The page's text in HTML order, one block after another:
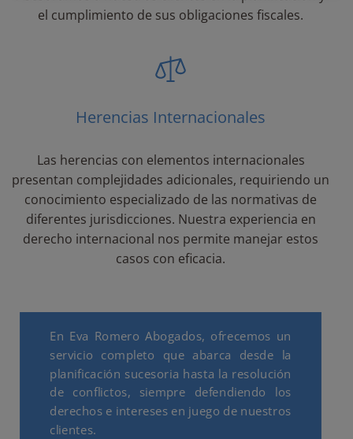
el cumplimiento de sus obligaciones fiscales.
Herencias Internacionales
Las herencias con elementos internacionales
presentan complejidades adicionales, requiriendo un
conocimiento especializado de las normativas de
diferentes jurisdicciones. Nuestra experiencia en
derecho internacional nos permite manejar estos
casos con eficacia.
En Eva Romero Abogados, ofrecemos un
servicio completo que abarca desde la
planificación sucesoria hasta la resolución
de conflictos, siempre defendiendo los
derechos e intereses en juego de nuestros
clientes.